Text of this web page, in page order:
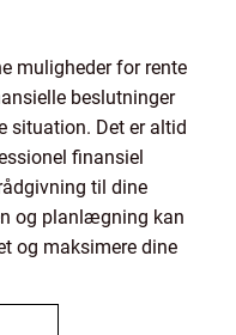
muligheder for rente
beslutninger
situation. Det er altid
finansiel
til dine
og planlægning kan
og maksimere dine